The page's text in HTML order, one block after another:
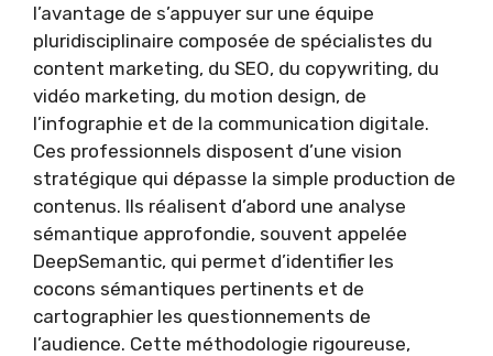
l’avantage de s’appuyer sur une équipe
pluridisciplinaire composée de spécialistes du
content marketing, du SEO, du copywriting, du
vidéo marketing, du motion design, de
l’infographie et de la communication digitale.
Ces professionnels disposent d’une vision
stratégique qui dépasse la simple production de
contenus. Ils réalisent d’abord une analyse
sémantique approfondie, souvent appelée
DeepSemantic, qui permet d’identifier les
cocons sémantiques pertinents et de
cartographier les questionnements de
l’audience. Cette méthodologie rigoureuse,